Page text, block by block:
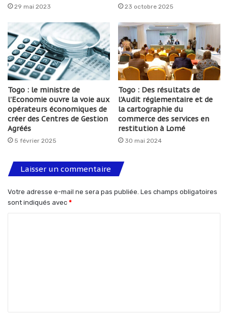
29 mai 2023 23 octobre 2025
Togo : le ministre de
l’Economie ouvre la voie aux
opérateurs économiques de
créer des Centres de Gestion
Agréés
5 février 2025
Togo : Des résultats de
l’Audit réglementaire et de
la cartographie du
commerce des services en
restitution à Lomé
30 mai 2024
Laisser un commentaire
Votre adresse e-mail ne sera pas publiée. Les champs obligatoires
sont indiqués avec *
t